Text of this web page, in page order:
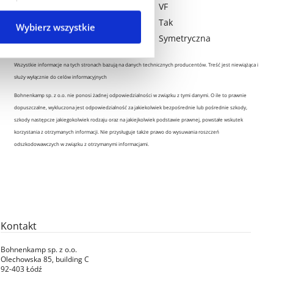
Wybierz wszystkie
VF
Kierunek toczenia opony
Tak
Symetryczna
Wszystkie informacje na tych stronach bazują na danych technicznych producentów. Treść jest niewiążąca i
służy wyłącznie do celów informacyjnych
Bohnenkamp sp. z o.o. nie ponosi żadnej odpowiedzialności w związku z tymi danymi. O ile to prawnie
dopuszczalne, wykluczona jest odpowiedzialność za jakiekolwiek bezpośrednie lub pośrednie szkody,
szkody następcze jakiegokolwiek rodzaju oraz na jakiejkolwiek podstawie prawnej, powstałe wskutek
korzystania z otrzymanych informacji. Nie przysługuje także prawo do wysuwania roszczeń
odszkodowawczych w związku z otrzymanymi informacjami.
Kontakt
Bohnenkamp sp. z o.o.
Olechowska 85, building C
92-403 Łódź